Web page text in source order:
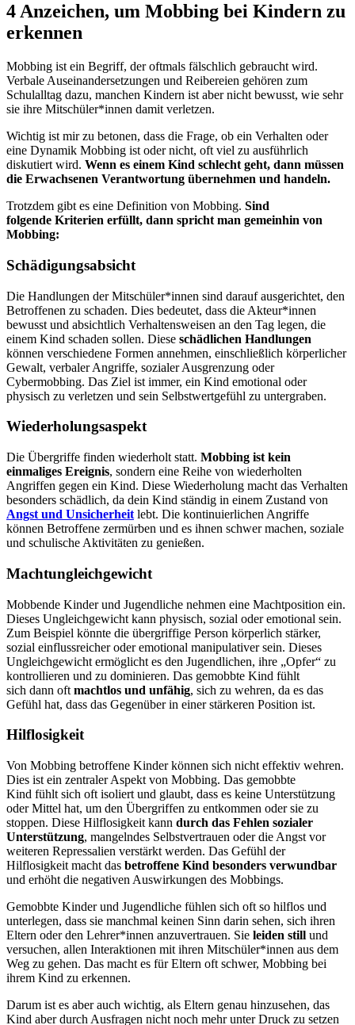
4 Anzeichen, um Mobbing bei Kindern zu
erkennen
Mobbing ist ein Begriff, der oftmals fälschlich gebraucht wird.
Verbale Auseinandersetzungen und Reibereien gehören zum
Schulalltag dazu, manchen Kindern ist aber nicht bewusst, wie sehr
sie ihre Mitschüler*innen damit verletzen.
Wichtig ist mir zu betonen, dass die Frage, ob ein Verhalten oder
eine Dynamik Mobbing ist oder nicht, oft viel zu ausführlich
diskutiert wird. Wenn es einem Kind schlecht geht, dann müssen
die Erwachsenen Verantwortung übernehmen und handeln.
Trotzdem gibt es eine Definition von Mobbing. Sind
folgende Kriterien erfüllt, dann spricht man gemeinhin von
Mobbing:
Schädigungsabsicht
Die Handlungen der Mitschüler*innen sind darauf ausgerichtet, den
Betroffenen zu schaden. Dies bedeutet, dass die Akteur*innen
bewusst und absichtlich Verhaltensweisen an den Tag legen, die
einem Kind schaden sollen. Diese schädlichen Handlungen
können verschiedene Formen annehmen, einschließlich körperlicher
Gewalt, verbaler Angriffe, sozialer Ausgrenzung oder
Cybermobbing. Das Ziel ist immer, ein Kind emotional oder
physisch zu verletzen und sein Selbstwertgefühl zu untergraben.
Wiederholungsaspekt
Die Übergriffe finden wiederholt statt. Mobbing ist kein
einmaliges Ereignis, sondern eine Reihe von wiederholten
Angriffen gegen ein Kind. Diese Wiederholung macht das Verhalten
besonders schädlich, da dein Kind ständig in einem Zustand von
Angst und Unsicherheit lebt. Die kontinuierlichen Angriffe
können Betroffene zermürben und es ihnen schwer machen, soziale
und schulische Aktivitäten zu genießen.
Machtungleichgewicht
Mobbende Kinder und Jugendliche nehmen eine Machtposition ein.
Dieses Ungleichgewicht kann physisch, sozial oder emotional sein.
Zum Beispiel könnte die übergriffige Person körperlich stärker,
sozial einflussreicher oder emotional manipulativer sein. Dieses
Ungleichgewicht ermöglicht es den Jugendlichen, ihre „Opfer“ zu
kontrollieren und zu dominieren. Das gemobbte Kind fühlt
sich dann oft machtlos und unfähig, sich zu wehren, da es das
Gefühl hat, dass das Gegenüber in einer stärkeren Position ist.
Hilflosigkeit
Von Mobbing betroffene Kinder können sich nicht effektiv wehren.
Dies ist ein zentraler Aspekt von Mobbing. Das gemobbte
Kind fühlt sich oft isoliert und glaubt, dass es keine Unterstützung
oder Mittel hat, um den Übergriffen zu entkommen oder sie zu
stoppen. Diese Hilflosigkeit kann durch das Fehlen sozialer
Unterstützung, mangelndes Selbstvertrauen oder die Angst vor
weiteren Repressalien verstärkt werden. Das Gefühl der
Hilflosigkeit macht das betroffene Kind besonders verwundbar
und erhöht die negativen Auswirkungen des Mobbings.
Gemobbte Kinder und Jugendliche fühlen sich oft so hilflos und
unterlegen, dass sie manchmal keinen Sinn darin sehen, sich ihren
Eltern oder den Lehrer*innen anzuvertrauen. Sie leiden still und
versuchen, allen Interaktionen mit ihren Mitschüler*innen aus dem
Weg zu gehen. Das macht es für Eltern oft schwer, Mobbing bei
ihrem Kind zu erkennen.
Darum ist es aber auch wichtig, als Eltern genau hinzusehen, das
Kind aber durch Ausfragen nicht noch mehr unter Druck zu setzen